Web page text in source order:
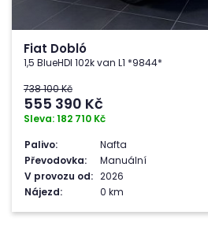
Fiat Dobló
1,5 BlueHDI 102k van L1 *9844*
738 100 Kč
555 390 Kč
Sleva: 182 710 Kč
Palivo:
Nafta
Převodovka:
Manuální
V provozu od: 2026
Nájezd:
0 km